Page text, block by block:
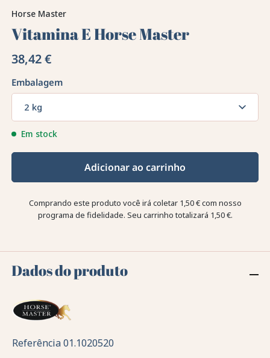
Horse Master
Vitamina E Horse Master
38,42 €
Embalagem
2 kg
Em stock
Adicionar ao carrinho
Comprando este produto você irá coletar 1,50 €com nosso
programa de fidelidade. Seu carrinho totalizará 1,50 €.
Dados do produto
Referência01.1020520